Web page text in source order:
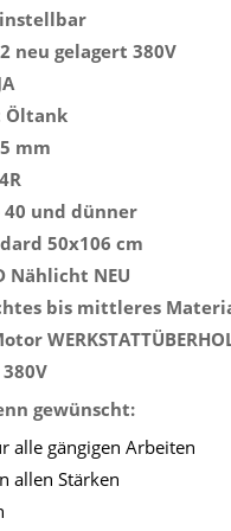
neu gelagert 380V
Öltank
5 mm
40 und dünner
50x106 cm
Nählicht NEU
bis mittleres
gewünscht:
alle gängigen Arbeiten
allen Stärken